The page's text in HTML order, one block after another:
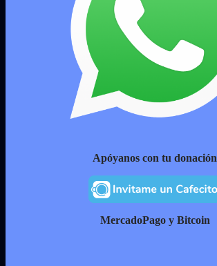
Apóyanos con tu donación
MercadoPago y Bitcoin